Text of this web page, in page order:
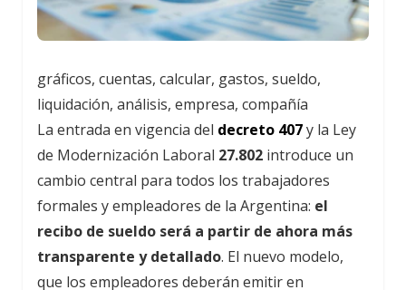
gráficos, cuentas, calcular, gastos, sueldo,
liquidación, análisis, empresa, compañía
La entrada en vigencia del decreto 407y la Ley
de Modernización Laboral 27.802 introduce un
cambio central para todos los trabajadores
formales y empleadores de la Argentina: el
recibo de sueldo será a partir de ahora más
transparente y detallado. El nuevo modelo,
que los empleadores deberán emitir en